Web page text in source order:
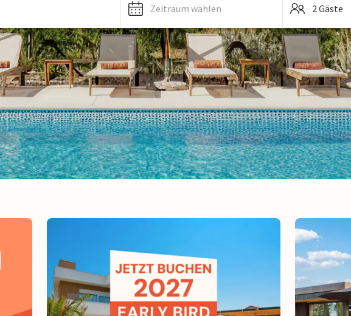
Zeitraum wählen 2 Gäste